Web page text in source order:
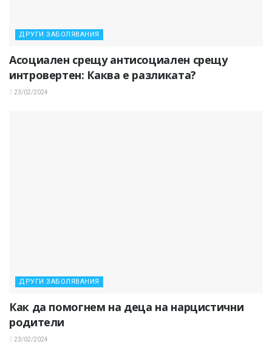
ДРУГИ ЗАБОЛЯВАНИЯ
Асоциален срещу антисоциален срещу
интровертен: Каква е разликата?
23/02/2024
ДРУГИ ЗАБОЛЯВАНИЯ
Как да помогнем на деца на нарцистични
родители
23/02/2024